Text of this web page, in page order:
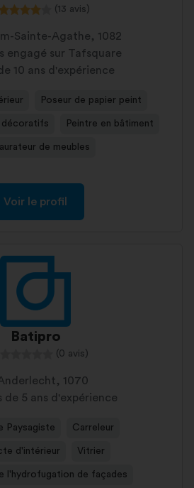
(13 avis)
Sainte-Agathe, 1082
engagé sur Tafsquare
10 ans d'expérience
Poseur de papier peint
décoratifs Peintre en bâtiment
de meubles
Voir le profil
Batipro
(0 avis)
1070
de 5 ans d'expérience
Paysagiste Carreleur
d'intérieur Vitrier
l'hydrofugation de façades